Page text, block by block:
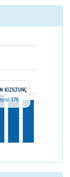
KIZILTUNÇ
176